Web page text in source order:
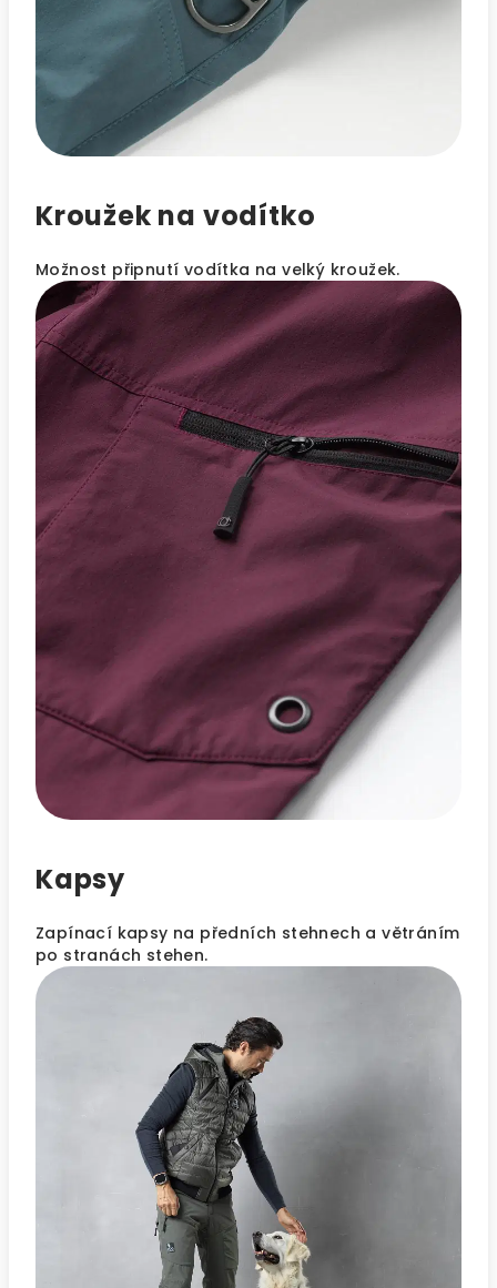
Kroužek na vodítko
Možnost připnutí vodítka na velký kroužek.
Kapsy
Zapínací kapsy na předních stehnech a větráním
po stranách stehen.